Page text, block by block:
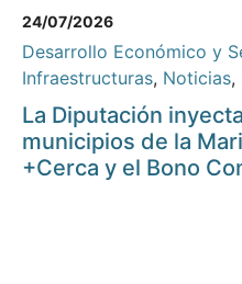
24/07/2026
Desarrollo Económico y
Infraestructuras, Noticias,
La Diputación
municipios de la
+Cerca y el Bono